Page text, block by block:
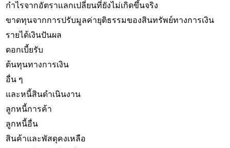
กำไรจากอัตราแลกเปลี่ยนที่ยังไม่เกิดขึ้นจริง
ขาดทุนจากการปรับมูลค่ายุติธรรมของสินทรัพย์ทางการเงิน
รายได้เงินปันผล
ดอกเบี้ยรับ
ต้นทุนทางการเงิน
อื่น ๆ
และหนี้สินดำเนินงาน
ลูกหนี้การค้า
ลูกหนี้อื่น
สินค้าและพัสดุคงเหลือ